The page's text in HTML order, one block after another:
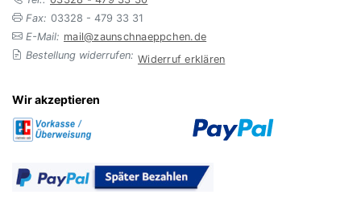
Fax: 03328 - 479 33 31
E-Mail: mail@zaunschnaeppchen.de
Bestellung widerrufen: Widerruf erklären
Wir akzeptieren